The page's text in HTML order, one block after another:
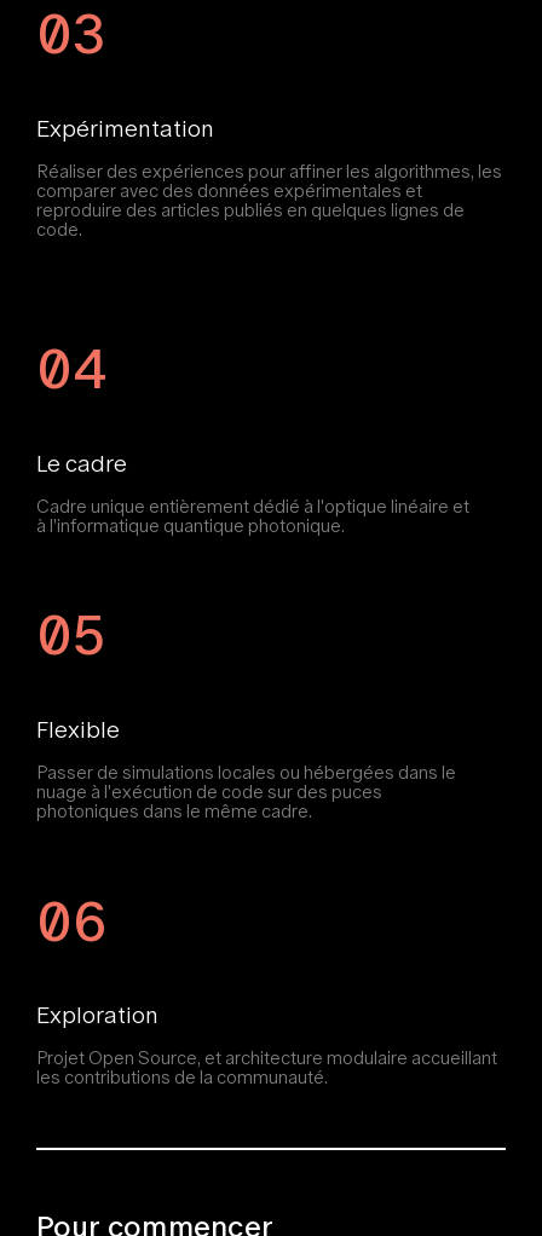
03
Expérimentation
Réaliser des expériences pour affiner les algorithmes, les
comparer avec des données expérimentales et
reproduire des articles publiés en quelques lignes de
code.
04
Le cadre
Cadre unique entièrement dédié à l'optique linéaire et
à l'informatique quantique photonique.
05
Flexible
Passer de simulations locales ou hébergées dans le
nuage à l'exécution de code sur des puces
photoniques dans le même cadre.
06
Exploration
Projet Open Source, et architecture modulaire accueillant
les contributions de la communauté.
Pour commencer